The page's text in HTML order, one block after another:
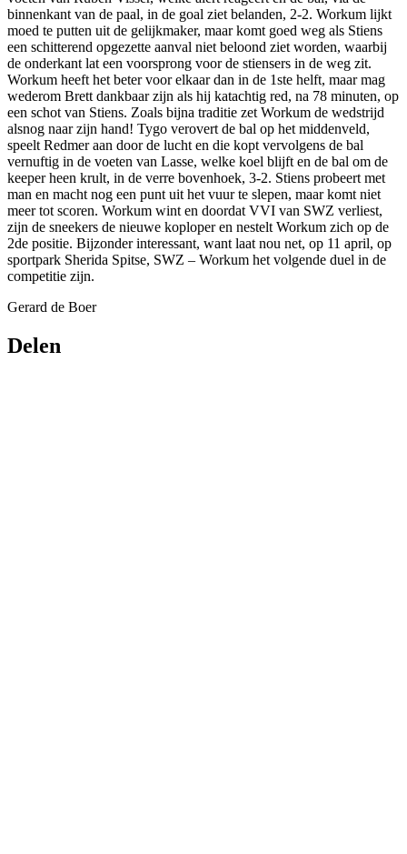
binnenkant van de paal, in de goal ziet belanden, 2-2. Workum lijkt
moed te putten uit de gelijkmaker, maar komt goed weg als Stiens
een schitterend opgezette aanval niet beloond ziet worden, waarbij
de onderkant lat een voorsprong voor de stiensers in de weg zit.
Workum heeft het beter voor elkaar dan in de 1ste helft, maar mag
wederom Brett dankbaar zijn als hij katachtig red, na 78 minuten, op
een schot van Stiens. Zoals bijna traditie zet Workum de wedstrijd
alsnog naar zijn hand! Tygo verovert de bal op het middenveld,
speelt Redmer aan door de lucht en die kopt vervolgens de bal
vernuftig in de voeten van Lasse, welke koel blijft en de bal om de
keeper heen krult, in de verre bovenhoek, 3-2. Stiens probeert met
man en macht nog een punt uit het vuur te slepen, maar komt niet
meer tot scoren. Workum wint en doordat VVI van SWZ verliest,
zijn de sneekers de nieuwe koploper en nestelt Workum zich op de
2de positie. Bijzonder interessant, want laat nou net, op 11 april, op
sportpark Sherida Spitse, SWZ – Workum het volgende duel in de
competitie zijn.
Gerard de Boer
Delen